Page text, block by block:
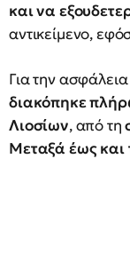
και να
αντικείμενο,
Για την
διακόπηκε
Λιοσίων, από τη
Μεταξά έως